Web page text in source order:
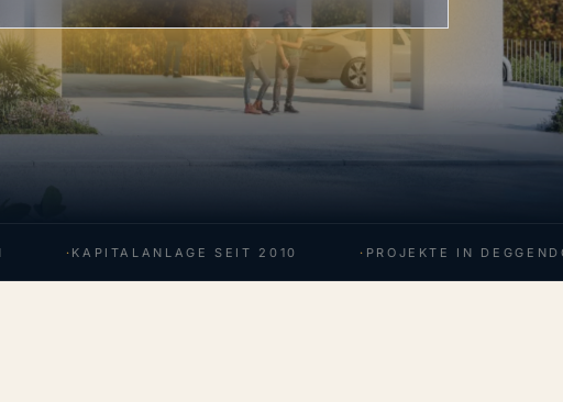
KAPITALANLAGE SEIT 2010 PROJEKTE IN DEGGENDORF